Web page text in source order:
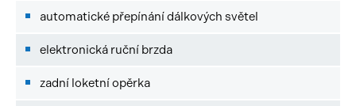
automatické přepínání dálkových světel
elektronická ruční brzda
zadní loketní opěrka